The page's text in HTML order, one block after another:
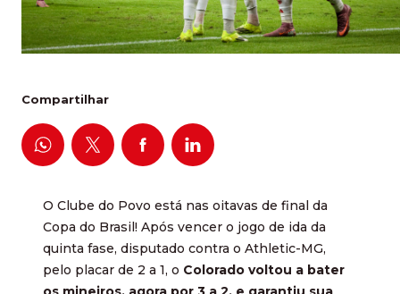
Compartilhar
O Clube do Povo está nas oitavas de final da
Copa do Brasil! Após vencer o jogo de ida da
quinta fase, disputado contra o Athletic-MG,
pelo placar de 2 a 1, o Colorado voltou a bater